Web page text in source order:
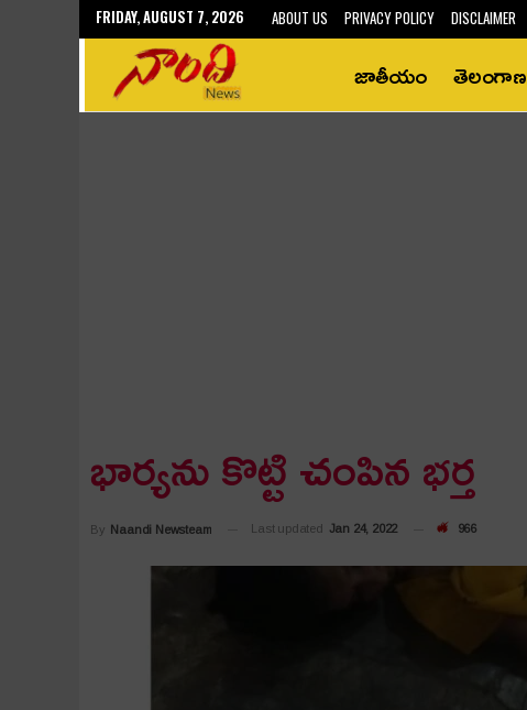
FRIDAY, AUGUST 7, 2026 ABOUT US PRIVACY POLICY DISCLAIMER
జాతీయం తెలంగాణ
భార్య‌ను కొట్టి చంపిన భ‌ర్త‌
By Naandi Newsteam Last updated Jan 24, 2022 966